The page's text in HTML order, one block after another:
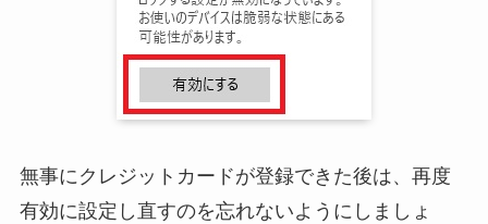
無事にクレジットカードが登録できた後は、再度
有効に設定し直すのを忘れないようにしましょ